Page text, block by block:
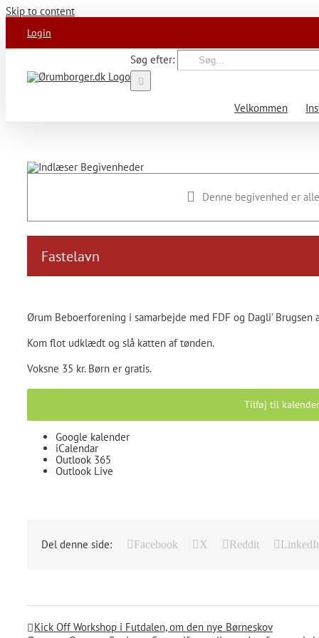
Skip to content
Login
Søg efter:
Velkommen
Denne begivenhed er
Fastelavn
Ørum Beboerforening i samarbejde med FDF og Dagli’ Brugsen
Kom flot udklædt og slå katten af tønden.
Voksne 35 kr. Børn er gratis.
Tilføj til kalender
Google kalender
iCalendar
Outlook 365
Outlook Live
Del denne side: Facebook X Reddit
Kick Off Workshop i Futdalen, om den nye Børneskov